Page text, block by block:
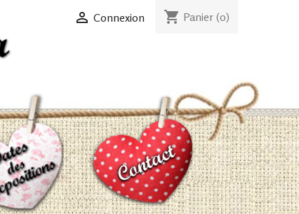
 Connexion shopping_cart Panier (0)